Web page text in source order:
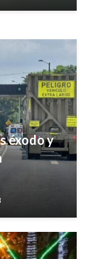
éxodo y